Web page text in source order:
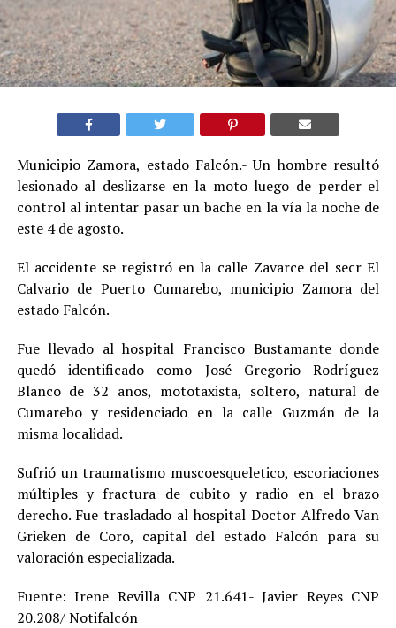
Municipio Zamora, estado Falcón.- Un hombre resultó
lesionado al deslizarse en la moto luego de perder el
control al intentar pasar un bache en la vía la noche de
este 4 de agosto.
El accidente se registró en la calle Zavarce del secr El
Calvario de Puerto Cumarebo, municipio Zamora del
estado Falcón.
Fue llevado al hospital Francisco Bustamante donde
quedó identificado como José Gregorio Rodríguez
Blanco de 32 años, mototaxista, soltero, natural de
Cumarebo y residenciado en la calle Guzmán de la
misma localidad.
Sufrió un traumatismo muscoesqueletico, escoriaciones
múltiples y fractura de cubito y radio en el brazo
derecho. Fue trasladado al hospital Doctor Alfredo Van
Grieken de Coro, capital del estado Falcón para su
valoración especializada.
Fuente: Irene Revilla CNP 21.641- Javier Reyes CNP
20.208/ Notifalcón